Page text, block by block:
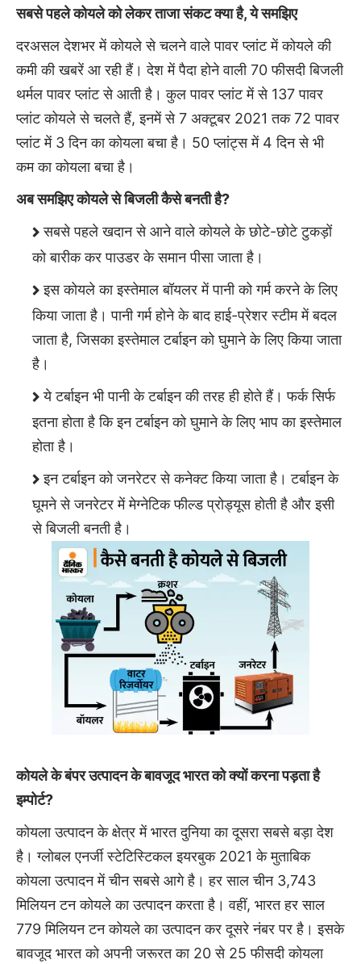
सबसे पहले कोयले को लेकर ताजा संकट क्या है, ये समझिए
दरअसल देशभर में कोयले से चलने वाले पावर प्लांट में कोयले की
कमी की खबरें आ रही हैं। देश में पैदा होने वाली 70 फीसदी बिजली
थर्मल पावर प्लांट से आती है। कुल पावर प्लांट में से 137 पावर
प्लांट कोयले से चलते हैं, इनमें से 7 अक्टूबर 2021 तक 72 पावर
प्लांट में 3 दिन का कोयला बचा है। 50 प्लांट्स में 4 दिन से भी
कम का कोयला बचा है।
अब समझिए कोयले से बिजली कैसे बनती है?
सबसे पहले खदान से आने वाले कोयले के छोटे-छोटे टुकड़ों
को बारीक कर पाउडर के समान पीसा जाता है।
इस कोयले का इस्तेमाल बॉयलर में पानी को गर्म करने के लिए
किया जाता है। पानी गर्म होने के बाद हाई-प्रेशर स्टीम में बदल
जाता है, जिसका इस्तेमाल टर्बाइन को घुमाने के लिए किया जाता
है।
ये टर्बाइन भी पानी के टर्बाइन की तरह ही होते हैं। फर्क सिर्फ
इतना होता है कि इन टर्बाइन को घुमाने के लिए भाप का इस्तेमाल
होता है।
इन टर्बाइन को जनरेटर से कनेक्ट किया जाता है। टर्बाइन के
घूमने से जनरेटर में मेग्नेटिक फील्ड प्रोड्यूस होती है और इसी
से बिजली बनती है।
कोयले के बंपर उत्पादन के बावजूद भारत को क्यों करना पड़ता है
इम्पोर्ट?
कोयला उत्पादन के क्षेत्र में भारत दुनिया का दूसरा सबसे बड़ा देश
है। ग्लोबल एनर्जी स्टेटिस्टिकल इयरबुक 2021 के मुताबिक
कोयला उत्पादन में चीन सबसे आगे है। हर साल चीन 3,743
मिलियन टन कोयले का उत्पादन करता है। वहीं, भारत हर साल
779 मिलियन टन कोयले का उत्पादन कर दूसरे नंबर पर है। इसके
बावजूद भारत को अपनी जरूरत का 20 से 25 फीसदी कोयला